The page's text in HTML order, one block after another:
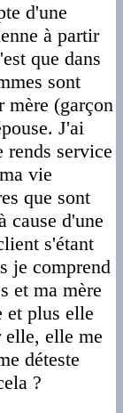
d'une
à partir
que dans
sont
mère (garçon
J'ai
rends service
vie
que sont
cause d'une
s'étant
je comprend
et ma mère
et plus elle
elle me
déteste
?